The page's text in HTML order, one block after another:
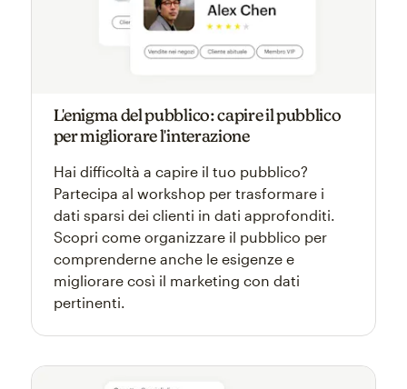
L'enigma del pubblico: capire il pubblico
per migliorare l'interazione
Hai difficoltà a capire il tuo pubblico?
Partecipa al workshop per trasformare i
dati sparsi dei clienti in dati approfonditi.
Scopri come organizzare il pubblico per
comprenderne anche le esigenze e
migliorare così il marketing con dati
pertinenti.